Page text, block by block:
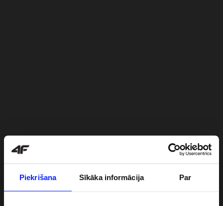
Piekrišana Sīkāka informācija Par